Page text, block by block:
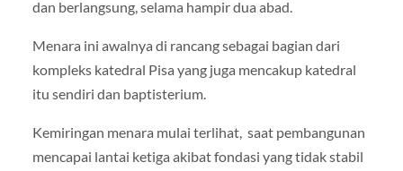
dan berlangsung, selama hampir dua abad.
Menara ini awalnya di rancang sebagai bagian dari
kompleks katedral Pisa yang juga mencakup katedral
itu sendiri dan baptisterium.
Kemiringan menara mulai terlihat, saat pembangunan
mencapai lantai ketiga akibat fondasi yang tidak stabil